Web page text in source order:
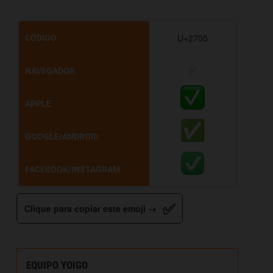
CÓDIGO
NAVEGADOR
APPLE
GOOGLE/ANDROID
FACEBOOK/INSTAGRAM
U+2705
Clique para copiar este emoji → ✅
EQUIPO YOIGO